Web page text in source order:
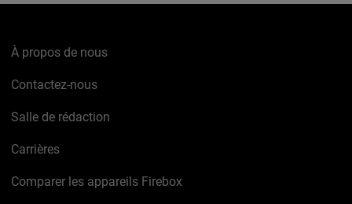
À propos de nous
Contactez-nous
Salle de rédaction
Carrières
Comparer les appareils Firebox